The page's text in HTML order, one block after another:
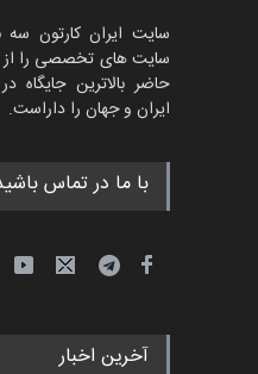
سایت ایران کارتون سه
سایت های تخصصی را
حاضر بالاترین
ایران و جهان را داراست.
با ما در تماس
آخرین اخبار